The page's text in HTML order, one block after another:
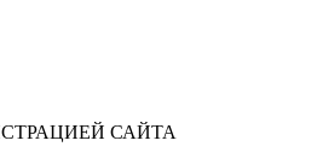
САЙТА